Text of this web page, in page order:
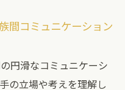
間コミュニケーション
円滑なコミュニケーシ
の立場や考えを理解し